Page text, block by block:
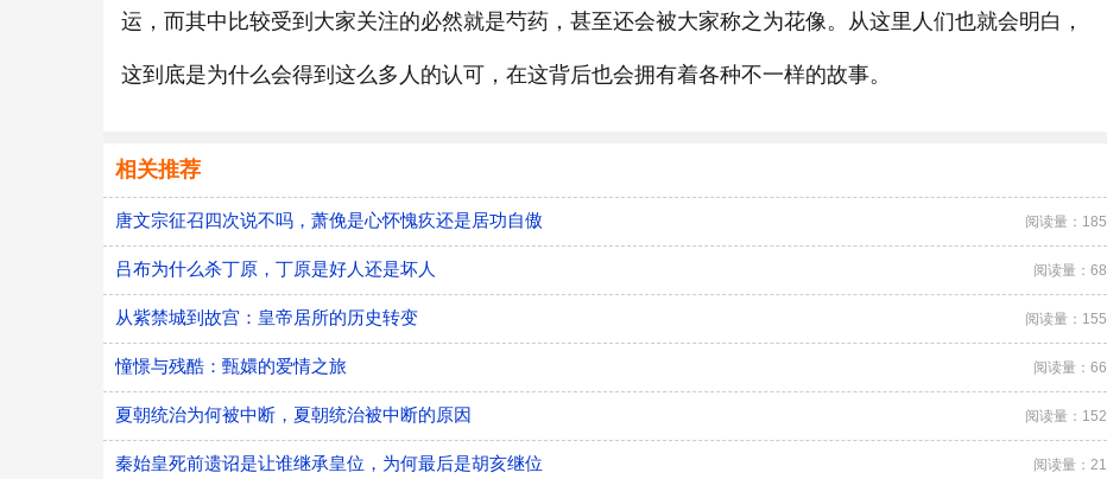
运，而其中比较受到大家关注的必然就是芍药，甚至还会被大家称之为花像。从这里人们也就会明白，
这到底是为什么会得到这么多人的认可，在这背后也会拥有着各种不一样的故事。
相关推荐
唐文宗征召四次说不吗，萧俛是心怀愧疚还是居功自傲 阅读量：185
吕布为什么杀丁原，丁原是好人还是坏人 阅读量：68
从紫禁城到故宫：皇帝居所的历史转变 阅读量：155
憧憬与残酷：甄嬛的爱情之旅 阅读量：66
夏朝统治为何被中断，夏朝统治被中断的原因 阅读量：152
秦始皇死前遗诏是让谁继承皇位，为何最后是胡亥继位 阅读量：21